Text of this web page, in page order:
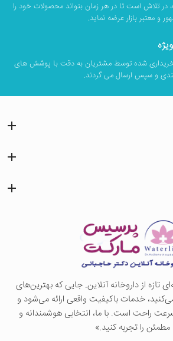
تلاش است تا در هر زمان بتواند محصولات خود را
و معتبر بازار عرضه نماید.
خریداری شده توسط مشتریان به دقت با پوشش های
و سپس ارسال می گردند.
تازه از داروخانه آنلاین. جایی که بهترین‌های
خدمات باکیفیت واقعی ارائه می‌شود و
راحت است. با ما، انتخابی هوشمندانه و
مطمئن را تجربه کنید.»